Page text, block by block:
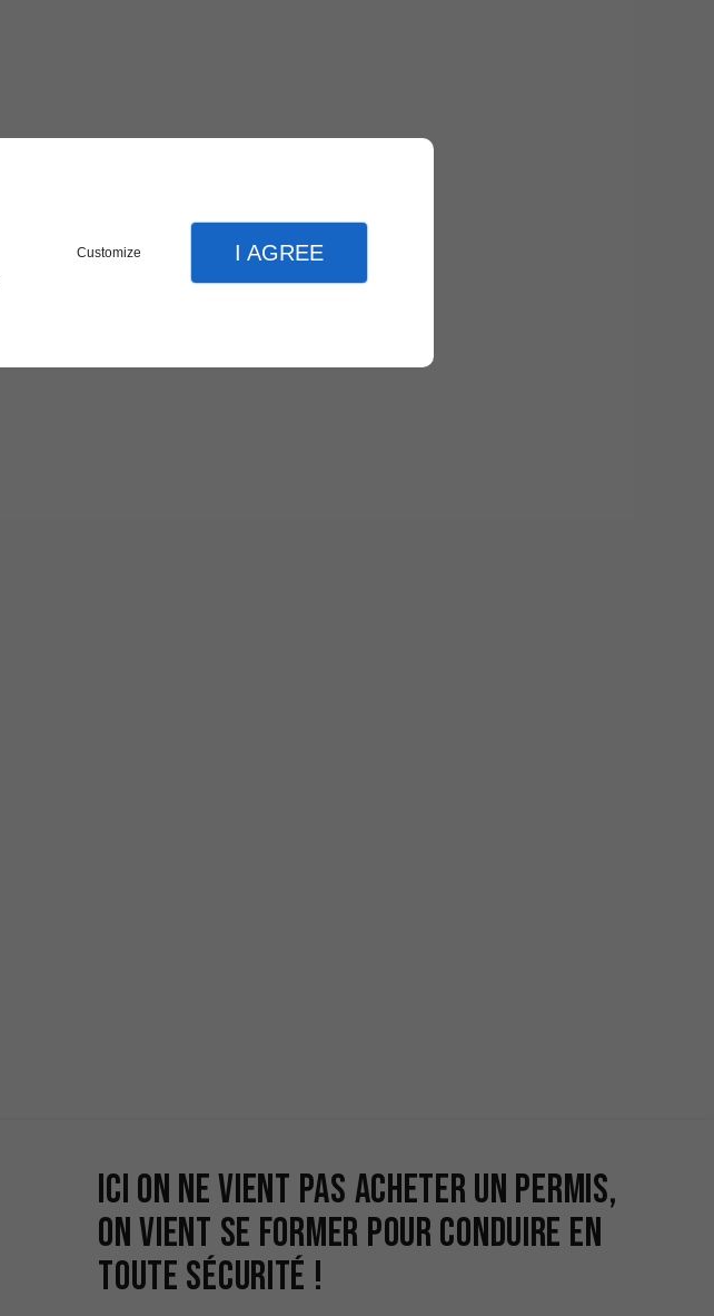
Customize I AGREE
Ici on ne vient pas acheter un permis,
on vient se former pour conduire en
toute sécurité !